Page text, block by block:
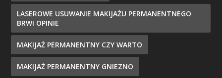
LASEROWE USUWANIE MAKIJAŻU PERMANENTNEGO
BRWI OPINIE
MAKIJAŻ PERMANENTNY CZY WARTO
MAKIJAŻ PERMANENTNY GNIEZNO